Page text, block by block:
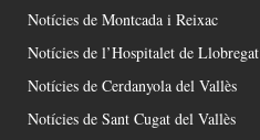
Notícies de Montcada i Reixac
Notícies de l’Hospitalet de Llobregat
Notícies de Cerdanyola del Vallès
Notícies de Sant Cugat del Vallès